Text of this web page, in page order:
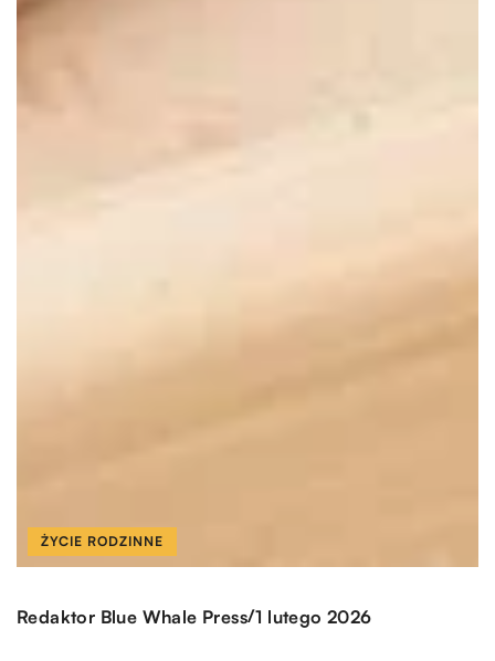
ŻYCIE RODZINNE
Redaktor Blue Whale Press/1 lutego 2026